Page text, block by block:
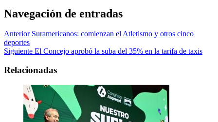
Navegación de entradas
AnteriorSuramericanos: comienzan el Atletismo y otros cinco
deportes
Siguiente El Concejo aprobó la suba del 35% en la tarifa de taxis
Relacionadas